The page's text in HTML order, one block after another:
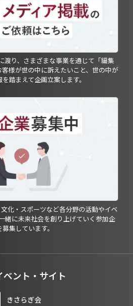
渡り、さまざまな事業を通じて「編集
様が世の中に訴えたいこと、世の中が
踏まえて企画立案します。
化・スポーツなど各分野の活動やイベ
緒に未来社会を創り上げていく参加企
募集しています。
ベント・サイト
きさらぎ会